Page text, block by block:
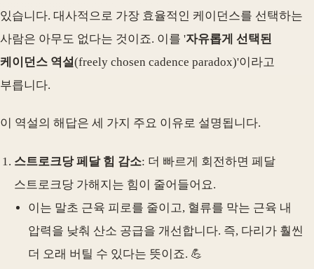
있습니다. 대사적으로 가장 효율적인 케이던스를 선택하는
사람은 아무도 없다는 것이죠. 이를 '자유롭게 선택된
케이던스 역설 (freely chosen cadence paradox)'이라고
부릅니다.
이 역설의 해답은 세 가지 주요 이유로 설명됩니다.
스트로크당 페달 힘 감소: 더 빠르게 회전하면 페달
스트로크당 가해지는 힘이 줄어들어요.
이는 말초 근육 피로를 줄이고, 혈류를 막는 근육 내
압력을 낮춰 산소 공급을 개선합니다. 즉, 다리가 훨씬
더 오래 버틸 수 있다는 뜻이죠. 💪